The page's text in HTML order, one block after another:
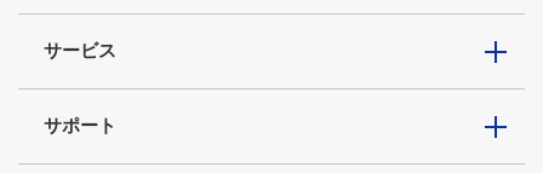
サービス
サポート